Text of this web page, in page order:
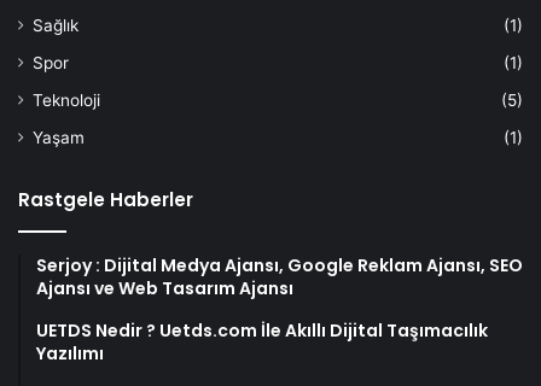
Sağlık
(1)
Spor
(1)
Teknoloji
(5)
Yaşam
(1)
Rastgele Haberler
Serjoy : Dijital Medya Ajansı, Google Reklam Ajansı, SEO
Ajansı ve Web Tasarım Ajansı
UETDS Nedir ? Uetds.com İle Akıllı Dijital Taşımacılık
Yazılımı